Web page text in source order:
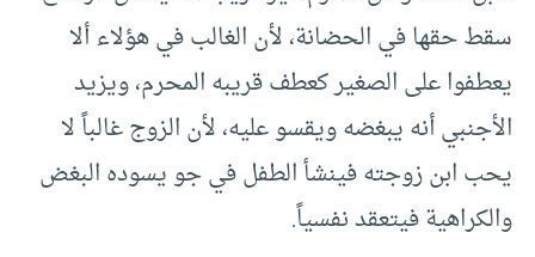
سقط حقها في الحضانة، لأن الغالب في هؤلاء ألا
يعطفوا على الصغير كعطف قريبه المحرم، ويزيد
الأجنبي أنه يبغضه ويقسو عليه، لأن الزوج غالباً لا
يحب ابن زوجته فينشأ الطفل في جو يسوده البغض
والكراهية فيتعقد نفسياً.